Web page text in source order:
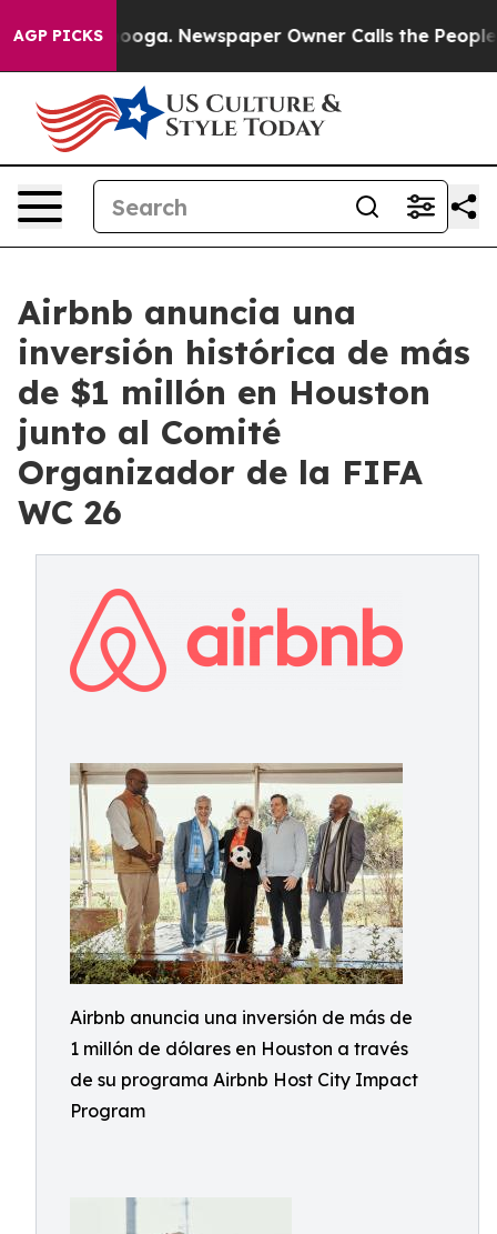
AGP PICKSNewspaper Owner Calls the People
Airbnb anuncia una
inversión histórica de más
de $1 millón en Houston
junto al Comité
Organizador de la FIFA
WC 26
Airbnb anuncia una inversión de más de
1 millón de dólares en Houston a través
de su programa Airbnb Host City Impact
Program